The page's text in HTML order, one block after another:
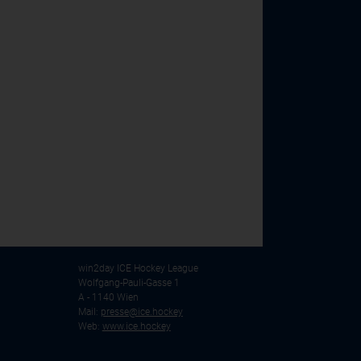
win2day ICE Hockey League
Wolfgang-Pauli-Gasse 1
A - 1140 Wien
Mail: presse@ice.hockey
Web: www.ice.hockey